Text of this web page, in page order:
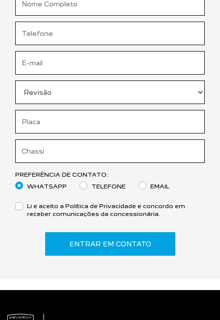
PREFERÊNCIA DE CONTATO:
WHATSAPP
TELEFONE EMAIL
Li e aceito a Política de Privacidade e concordo em
receber comunicações da concessionária.
ENTRAR EM CONTATO